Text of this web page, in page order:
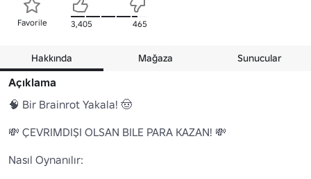
Favorile 3,405 465
Hakkında Mağaza Sunucular
Açıklama
🧠 Bir Brainrot Yakala! 🤠
💸 ÇEVRIMDIŞI OLSAN BILE PARA KAZAN! 💸
Nasıl Oynanılır: